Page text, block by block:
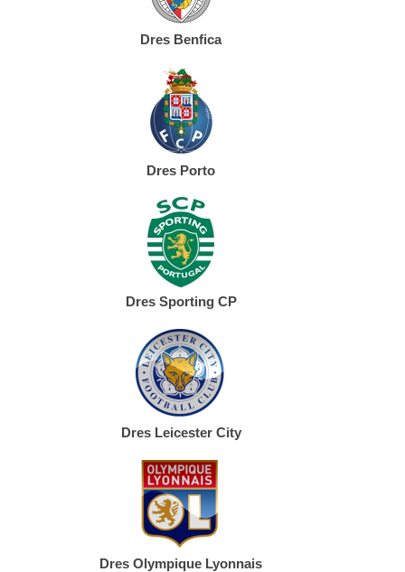
Dres Benfica
Dres Porto
Dres Sporting CP
Dres Leicester City
Dres Olympique Lyonnais